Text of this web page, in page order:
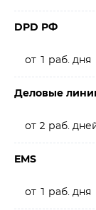
DPD РФ
от 1 раб. дня
Деловые
от 2 раб.
EMS
от 1 раб. дня